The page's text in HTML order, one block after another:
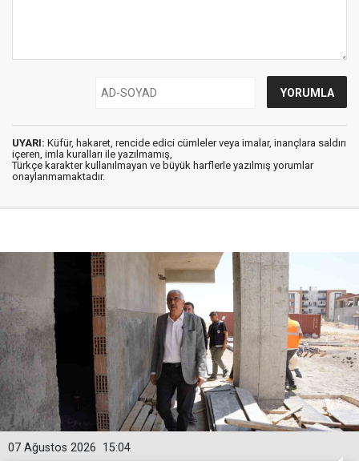
UYARI: Küfür, hakaret, rencide edici cümleler veya imalar, inançlara saldırı
içeren, imla kuralları ile yazılmamış,
Türkçe karakter kullanılmayan ve büyük harflerle yazılmış yorumlar
onaylanmamaktadır.
15:04
07 Ağustos 2026